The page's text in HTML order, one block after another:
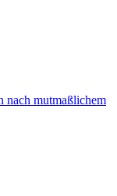
nach mutmaßlichem